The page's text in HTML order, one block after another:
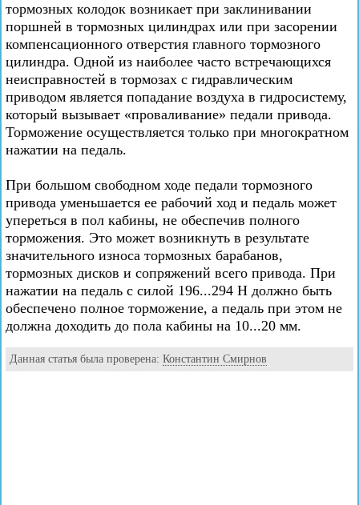
тормозных колодок возникает при заклинивании
поршней в тормозных цилиндрах или при засорении
компенсационного отверстия главного тормозного
цилиндра. Одной из наиболее часто встречающихся
неисправностей в тормозах с гидравлическим
приводом является попадание воздуха в гидросистему,
который вызывает «проваливание» педали привода.
Торможение осуществляется только при многократном
нажатии на педаль.
При большом свободном ходе педали тормозного
привода уменьшается ее рабочий ход и педаль может
упереться в пол кабины, не обеспечив полного
торможения. Это может возникнуть в результате
значительного износа тормозных барабанов,
тормозных дисков и сопряжений всего привода. При
нажатии на педаль с силой 196...294 Н должно быть
обеспечено полное торможение, а педаль при этом не
должна доходить до пола кабины на 10...20 мм.
Данная статья была проверена: Константин Смирнов